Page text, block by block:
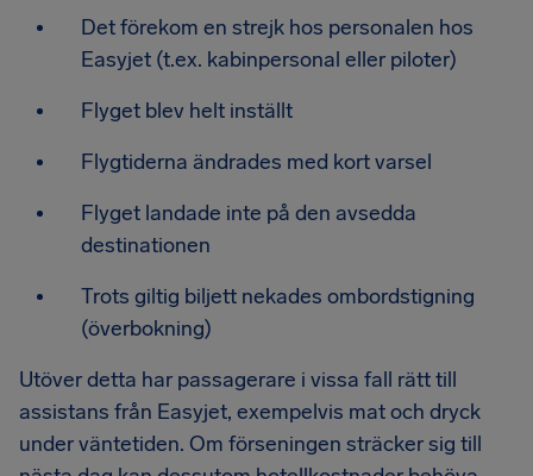
Det förekom en strejk hos personalen hos
Easyjet (t.ex. kabinpersonal eller piloter)
Flyget blev helt inställt
Flygtiderna ändrades med kort varsel
Flyget landade inte på den avsedda
destinationen
Trots giltig biljett nekades ombordstigning
(överbokning)
Utöver detta har passagerare i vissa fall rätt till
assistans från Easyjet, exempelvis mat och dryck
under väntetiden. Om förseningen sträcker sig till